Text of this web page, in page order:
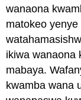
wanaona
matokeo
ikiwa wanaona
mabaya.
kwamba wana